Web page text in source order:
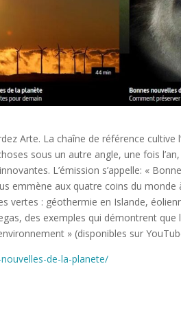
Arte. La chaîne de référence cultive
sous un autre angle, une fois
L’émission s’appelle: «
emmène aux quatre coins du monde
vertes : géothermie en Islande,
des exemples qui démontrent que
» (disponibles sur
de-la-planete/